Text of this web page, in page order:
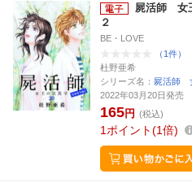
屍活師 女
２
BE・LOVE
（1件）
杜野亜希
シリーズ名： 屍活師
2022年03月20日発売
165円 (税込)
1 ポイント 1倍